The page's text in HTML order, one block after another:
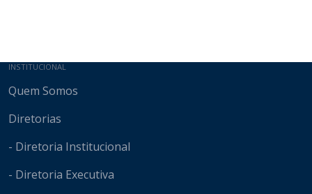
Mapa do site
INSTITUCIONAL
Quem Somos
Diretorias
- Diretoria Institucional
- Diretoria Executiva